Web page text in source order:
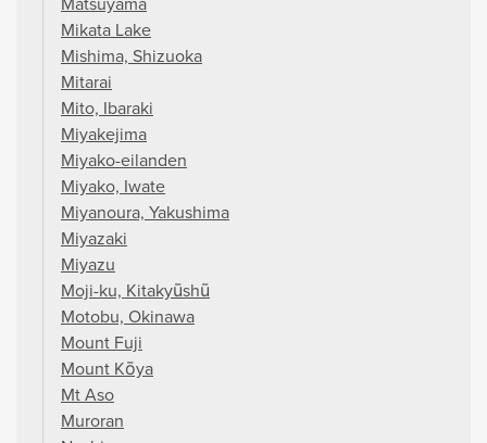
Mikata Lake
Mishima, Shizuoka
Mitarai
Mito, Ibaraki
Miyakejima
Miyako-eilanden
Miyako, Iwate
Miyanoura, Yakushima
Miyazaki
Miyazu
Moji-ku, Kitakyūshū
Motobu, Okinawa
Mount Fuji
Mount Kōya
Mt Aso
Muroran